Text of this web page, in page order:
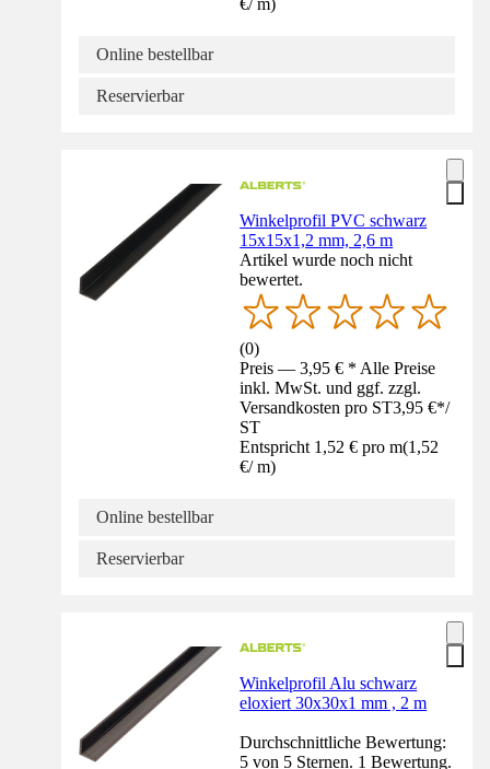
€/ m)
Online bestellbar
Reservierbar
Winkelprofil PVC schwarz
15x15x1,2 mm, 2,6 m
Artikel wurde noch nicht
bewertet.
(0)
Preis — 3,95 € * Alle Preise
inkl. MwSt. und ggf. zzgl.
Versandkosten pro ST3,95 €*/
ST
Entspricht 1,52 € pro m(1,52
€/ m)
Online bestellbar
Reservierbar
Winkelprofil Alu schwarz
eloxiert 30x30x1 mm , 2 m
Durchschnittliche Bewertung:
5 von 5 Sternen. 1 Bewertung.